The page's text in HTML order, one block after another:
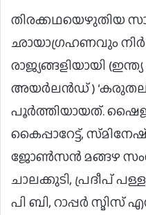
തിരക്കഥയെഴുതിയ
ഛായാഗ്രഹണവും
രാജ്യങ്ങളിയായി
അയർലൻഡ് )
പൂർത്തിയായത്.
കൈപ്പാറേട്ട്,
ജോൺസൻ മങ്ങഴ
ചാലക്കുടി, പ്രദീപ്
പി ബി, റാപ്പർ സ്മിസ്